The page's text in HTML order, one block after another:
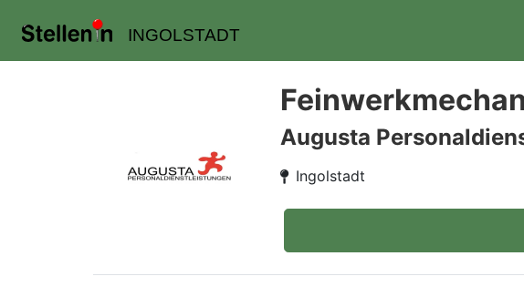
INGOLSTADT
Augusta
Ingolstadt